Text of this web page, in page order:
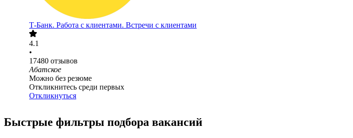
Т-Банк. Работа с клиентами. Встречи с клиентами
4.1
•
17480 отзывов
Абатское
Можно без резюме
Откликнитесь среди первых
Откликнуться
Быстрые фильтры подбора вакансий